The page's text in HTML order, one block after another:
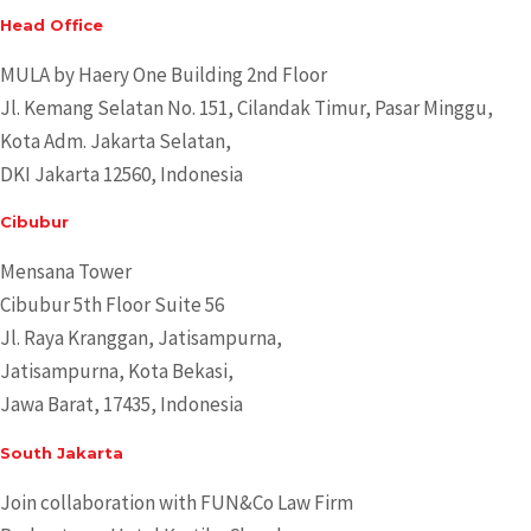
Head Office
MULA by Haery One Building 2nd Floor
Jl. Kemang Selatan No. 151, Cilandak Timur, Pasar Minggu,
Kota Adm. Jakarta Selatan,
DKI Jakarta 12560, Indonesia
Cibubur
Mensana Tower
Cibubur 5th Floor Suite 56
Jl. Raya Kranggan, Jatisampurna,
Jatisampurna, Kota Bekasi,
Jawa Barat, 17435, Indonesia
South Jakarta
Join collaboration with FUN&Co Law Firm